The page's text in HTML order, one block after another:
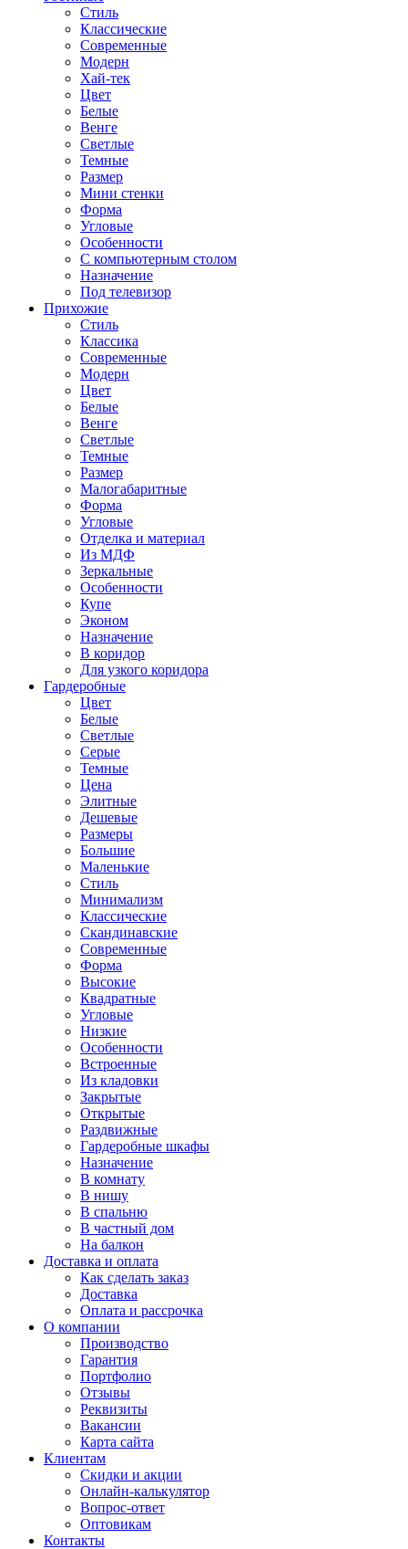
Стиль
Классические
Современные
Модерн
Хай-тек
Цвет
Белые
Венге
Светлые
Темные
Размер
Мини стенки
Форма
Угловые
Особенности
С компьютерным столом
Назначение
Под телевизор
Прихожие
Стиль
Классика
Современные
Модерн
Цвет
Белые
Венге
Светлые
Темные
Размер
Малогабаритные
Форма
Угловые
Отделка и материал
Из МДФ
Зеркальные
Особенности
Купе
Эконом
Назначение
В коридор
Для узкого коридора
Гардеробные
Цвет
Белые
Светлые
Серые
Темные
Цена
Элитные
Дешевые
Размеры
Большие
Маленькие
Стиль
Минимализм
Классические
Скандинавские
Современные
Форма
Высокие
Квадратные
Угловые
Низкие
Особенности
Встроенные
Из кладовки
Закрытые
Открытые
Раздвижные
Гардеробные шкафы
Назначение
В комнату
В нишу
В спальню
В частный дом
На балкон
Доставка и оплата
Как сделать заказ
Доставка
Оплата и рассрочка
О компании
Производство
Гарантия
Портфолио
Отзывы
Реквизиты
Вакансии
Карта сайта
Клиентам
Скидки и акции
Онлайн-калькулятор
Вопрос-ответ
Оптовикам
Контакты